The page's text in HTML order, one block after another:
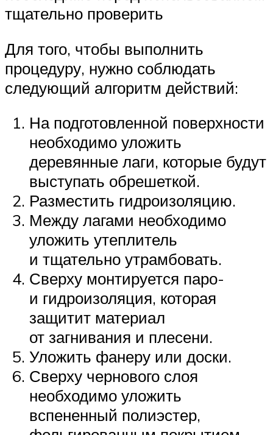
тщательно проверить
Для того, чтобы выполнить
процедуру, нужно соблюдать
следующий алгоритм действий:
На подготовленной поверхности
необходимо уложить
деревянные лаги, которые будут
выступать обрешеткой.
Разместить гидроизоляцию.
Между лагами необходимо
уложить утеплитель
и тщательно утрамбовать.
Сверху монтируется паро-
и гидроизоляция, которая
защитит материал
от загнивания и плесени.
Уложить фанеру или доски.
Сверху чернового слоя
необходимо уложить
вспененный полиэстер,